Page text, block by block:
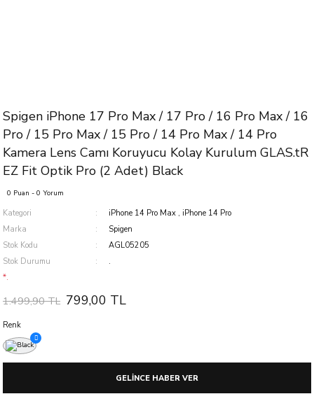
Spigen iPhone 17 Pro Max / 17 Pro / 16 Pro Max / 16
Pro / 15 Pro Max / 15 Pro / 14 Pro Max / 14 Pro
Kamera Lens Camı Koruyucu Kolay Kurulum GLAS.tR
EZ Fit Optik Pro (2 Adet) Black
0 Puan - 0 Yorum
Kategori iPhone 14 Pro Max , iPhone 14 Pro
Marka
Spigen
Stok Kodu
AGL05205
Stok Durumu
.
*.
1.499,90 TL 799,00 TL
Renk
GELİNCE HABER VER